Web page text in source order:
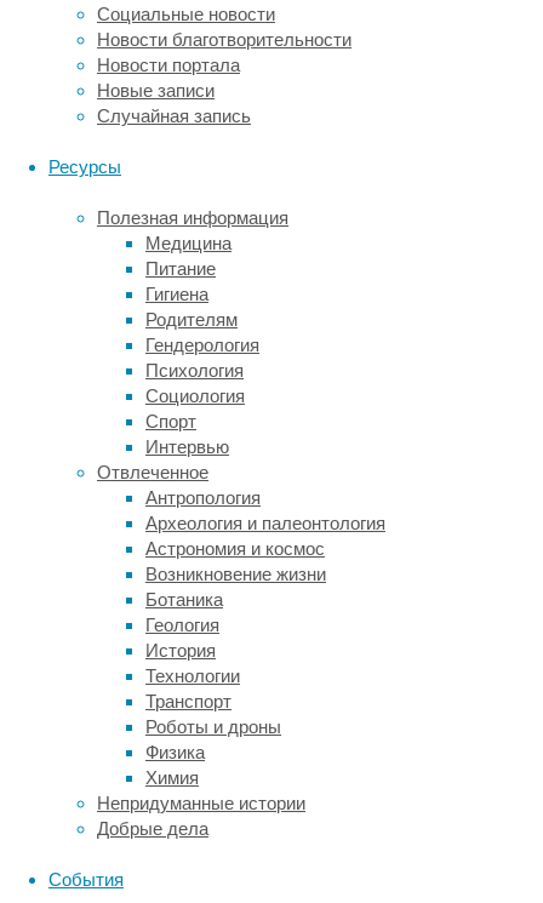
Социальные новости
Новости благотворительности
Новости портала
Новые записи
Случайная запись
Ресурсы
Полезная информация
Медицина
Питание
Гигиена
Родителям
Гендерология
Психология
Социология
Спорт
Интервью
Отвлеченное
Антропология
Археология и палеонтология
Астрономия и космос
Возникновение жизни
Ботаника
Геология
История
Технологии
Транспорт
Роботы и дроны
Физика
Химия
Непридуманные истории
Добрые дела
События
защищает
импотенции
употребление
этого
кровоснабжение
половых
органов,
значит,
предотвращает
эректильную
дисфункцию.
мнению
Имперского
Колледжа
Лондона,
кофе
защищает
женщин
рака
эндометрия
:
чашки
день
снижают